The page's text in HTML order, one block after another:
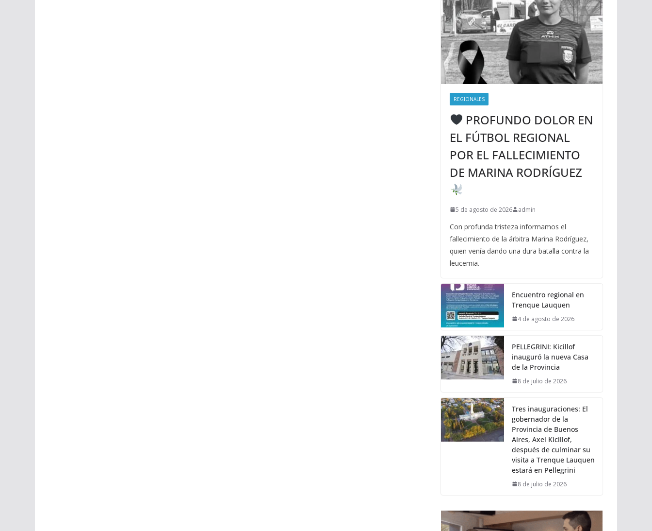
REGIONALES
PROFUNDO DOLOR EN
EL FÚTBOL REGIONAL
POR EL FALLECIMIENTO
DE MARINA RODRÍGUEZ
5 de agosto de 2026 admin
Con profunda tristeza informamos el
fallecimiento de la árbitra Marina Rodríguez,
quien venía dando una dura batalla contra la
leucemia.
Encuentro regional en
Trenque Lauquen
4 de agosto de 2026
PELLEGRINI: Kicillof
inauguró la nueva Casa
de la Provincia
8 de julio de 2026
Tres inauguraciones: El
gobernador de la
Provincia de Buenos
Aires, Axel Kicillof,
después de culminar su
visita a Trenque Lauquen
estará en Pellegrini
8 de julio de 2026